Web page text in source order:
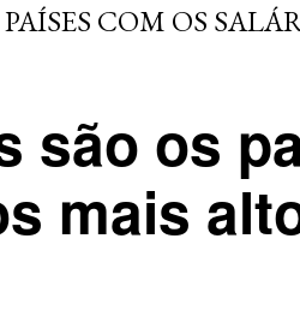
COM OS
são os
mais